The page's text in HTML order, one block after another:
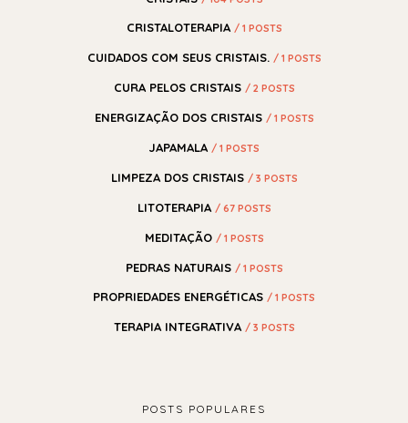
CRISTALOTERAPIA / 1 POSTS
CUIDADOS COM SEUS CRISTAIS. / 1 POSTS
CURA PELOS CRISTAIS / 2 POSTS
ENERGIZAÇÃO DOS CRISTAIS / 1 POSTS
JAPAMALA / 1 POSTS
LIMPEZA DOS CRISTAIS / 3 POSTS
LITOTERAPIA / 67 POSTS
MEDITAÇÃO / 1 POSTS
PEDRAS NATURAIS / 1 POSTS
PROPRIEDADES ENERGÉTICAS / 1 POSTS
TERAPIA INTEGRATIVA / 3 POSTS
POSTS POPULARES